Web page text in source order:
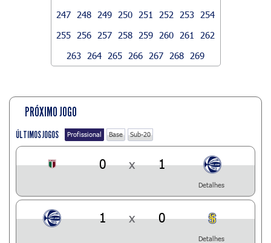
247
248 249 250 251 252 253
254
255
256 257 258 259 260 261
262
263
264 265 266 267 268 269
PRÓXIMO JOGO
ÚLTIMOS JOGOS Profissional Base Sub-20
0 x 1
Detalhes
1 x 0
Detalhes